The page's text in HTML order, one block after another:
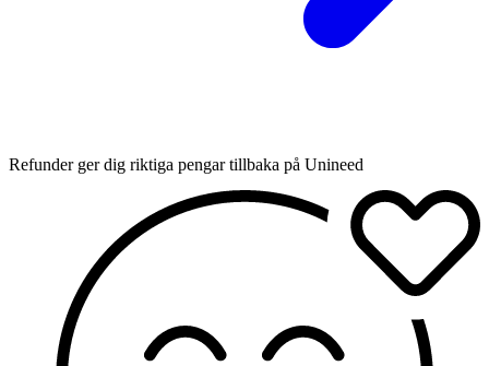
Refunder ger dig riktiga pengar tillbaka på Unineed